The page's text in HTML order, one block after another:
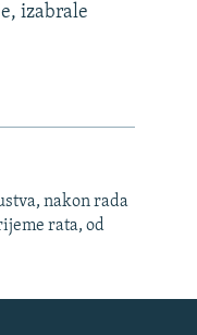
izabrale
nakon rada
rata, od